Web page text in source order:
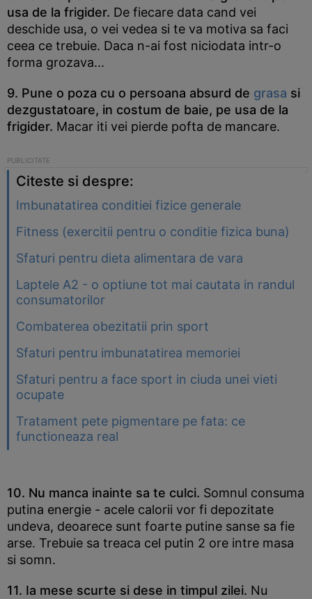
usa de la frigider. De fiecare data cand vei
deschide usa, o vei vedea si te va motiva sa faci
ceea ce trebuie. Daca n-ai fost niciodata intr-o
forma grozava...
9. Pune o poza cu o persoana absurd de grasa si
dezgustatoare, in costum de baie, pe usa de la
frigider. Macar iti vei pierde pofta de mancare.
Citeste si despre:
Imbunatatirea conditiei fizice generale
Fitness (exercitii pentru o conditie fizica buna)
Sfaturi pentru dieta alimentara de vara
Laptele A2 - o optiune tot mai cautata in randul
consumatorilor
Combaterea obezitatii prin sport
Sfaturi pentru imbunatatirea memoriei
Sfaturi pentru a face sport in ciuda unei vieti
ocupate
Tratament pete pigmentare pe fata: ce
functioneaza real
10. Nu manca inainte sa te culci. Somnul consuma
putina energie - acele calorii vor fi depozitate
undeva, deoarece sunt foarte putine sanse sa fie
arse. Trebuie sa treaca cel putin 2 ore intre masa
si somn.
11. Ia mese scurte si dese in timpul zilei. Nu